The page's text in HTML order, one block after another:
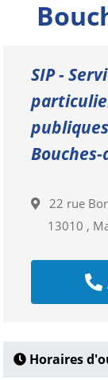
SIP -
22 rue
13010 ,
Horaires